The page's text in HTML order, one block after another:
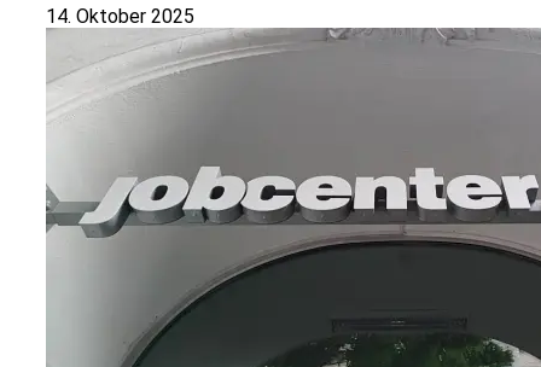
14. Oktober 2025